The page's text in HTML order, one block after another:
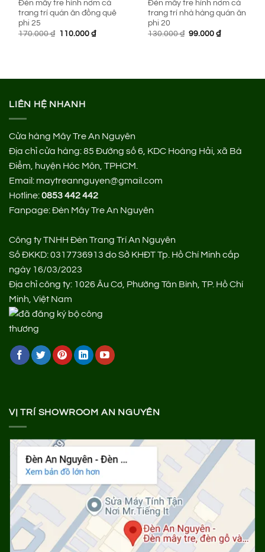
Đèn mây tre hình nơm cá
trang trí quán ăn đồng quê
phi 25
170.000₫ Giá
110.000₫Giá
Đèn mây tre hình nơm cá
trang trí nhà hàng quán ăn
phi 20
130.000₫ Giá
99.000₫Giá
LIÊN HỆ NHANH
Cửa hàng Mây Tre An Nguyên
Địa chỉ cửa hàng:85 Đường số 6, KDC Hoàng Hải, xã Bà
Điểm, huyện Hóc Môn, TPHCM.
Email: maytreannguyen@gmail.com
Hotline:0853 442 442
Fanpage:Đèn Mây Tre An Nguyên
Công ty TNHH Đèn Trang Trí An Nguyên
Số ĐKKD: 0317736913 do Sở KHĐT Tp. Hồ Chí Minh cấp
ngày 16/03/2023
Địa chỉ công ty: 1026 Âu Cơ, Phường Tân Bình, TP. Hồ Chí
Minh, Việt Nam
VỊ TRÍ SHOWROOM AN NGUYÊN